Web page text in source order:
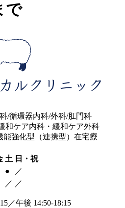
で
/循環器内科/外科/肛門科
和ケア内科・緩和ケア外科
能強化型（連携型）在宅療
土 日・祝
●
／
／ ／
／午後 14:50-18:15